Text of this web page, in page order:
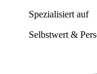
Spezialisiert auf
Selbstwert &